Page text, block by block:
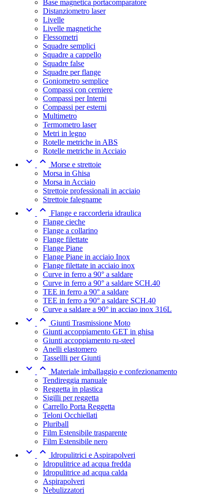
Base magnetica portacomparatore
Distanziometro laser
Livelle
Livelle magnetiche
Flessometri
Squadre semplici
Squadre a cappello
Squadre false
Squadre per flange
Goniometro semplice
Compassi con cerniere
Compassi per Interni
Compassi per esterni
Multimetro
Termometro laser
Metri in legno
Rotelle metriche in ABS
Rotelle metriche in Acciaio
  Morse e strettoie
Morsa in Ghisa
Morsa in Acciaio
Strettoie professionali in acciaio
Strettoie falegname
  Flange e raccorderia idraulica
Flange cieche
Flange a collarino
Flange filettate
Flange Piane
Flange Piane in acciaio Inox
Flange filettate in acciaio inox
Curve in ferro a 90° a saldare
Curve in ferro a 90° a saldare SCH.40
TEE in ferro a 90° a saldare
TEE in ferro a 90° a saldare SCH.40
Curve a saldare a 90° in acciao inox 316L
  Giunti Trasmissione Moto
Giunti accoppiamento GET in ghisa
Giunti accoppiamento ru-steel
Anelli elastomero
Tassellli per Giunti
  Materiale imballaggio e confezionamento
Tendireggia manuale
Reggetta in plastica
Sigilli per reggetta
Carrello Porta Reggetta
Teloni Occhiellati
Pluriball
Film Estensibile trasparente
Film Estensibile nero
  Idropulitrici e Aspirapolveri
Idropulitrice ad acqua fredda
Idropulitrice ad acqua calda
Aspirapolveri
Nebulizzatori